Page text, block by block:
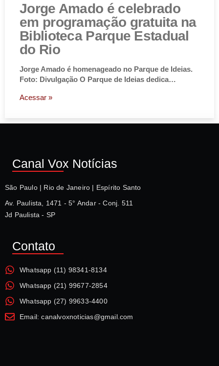
Jorge Amado é celebrado
em programação gratuita na
Biblioteca Parque Estadual
do Rio
Jorge Amado é homenageado no Parque de Ideias.
Foto: Divulgação O Parque de Ideias dedica…
Acessar »
Canal Vox Notícias
São Paulo | Rio de Janeiro | Espírito Santo
Av. Paulista, 1471 - 5° Andar - Conj. 511
Jd Paulista - SP
Contato
Whatsapp (11) 98341-8134
Whatsapp (21) 99677-2854
Whatsapp (27) 99633-4400
Email: canalvoxnoticias@gmail.com